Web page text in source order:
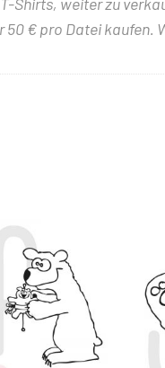
Shirts, weiter zu
50 € pro Datei